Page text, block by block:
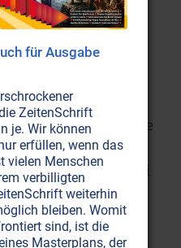
Vorgang keine Rolle
es sich beim
im Herz
Verwertung von Blut
hat tatsächlich keine
sondern
Herzmuskels, wobei
stattfindet.
Die moderne,
Bewegung und
für Ausgabe
ZeitenSchrift
je. Wir können
erfüllen, wenn das
vielen Menschen
verbilligten
weiterhin
bleiben. Womit
sind, ist die
Masterplans, der